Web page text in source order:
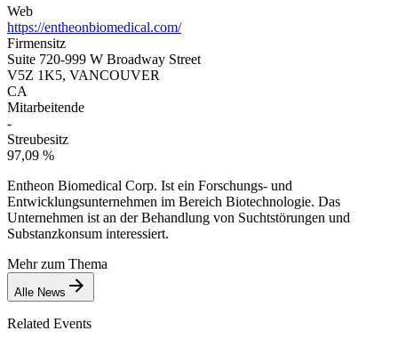
Web
https://entheonbiomedical.com/
Firmensitz
Suite 720-999 W Broadway Street
V5Z 1K5, VANCOUVER
CA
Mitarbeitende
-
Streubesitz
97,09 %
Entheon Biomedical Corp. Ist ein Forschungs- und
Entwicklungsunternehmen im Bereich Biotechnologie. Das
Unternehmen ist an der Behandlung von Suchtstörungen und
Substanzkonsum interessiert.
Mehr zum Thema
Alle News
Related Events